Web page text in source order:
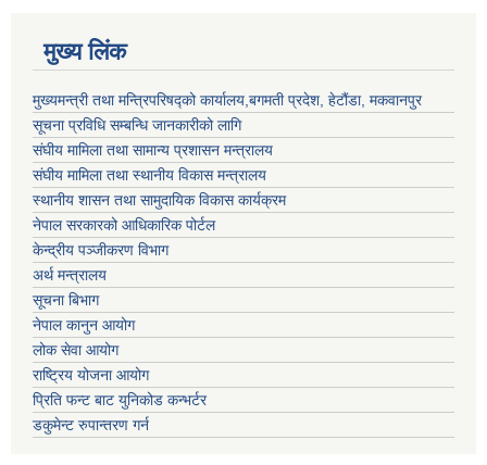
मुख्य लिंक
मुख्यमन्त्री तथा मन्त्रिपरिषद्को कार्यालय,बगमती प्रदेश, हेटौंडा, मकवानपुर
सूचना प्रविधि सम्बन्धि जानकारीको लागि
संघीय मामिला तथा सामान्य प्रशासन मन्त्रालय
संघीय मामिला तथा स्थानीय विकास मन्त्रालय
स्थानीय शासन तथा सामुदायिक विकास कार्यक्रम
नेपाल सरकारको आधिकारिक पोर्टल
केन्द्रीय पञ्जीकरण विभाग
अर्थ मन्त्रालय
सूचना बिभाग
नेपाल कानुन आयोग
लोक सेवा आयोग
राष्ट्रिय योजना आयोग
प्रिति फन्ट बाट युनिकोड कन्भर्टर
डकुमेन्ट रुपान्तरण गर्न